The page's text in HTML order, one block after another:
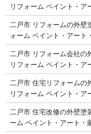
リフォーム ペイント・ア
二戸市 リフォームの外壁
ォーム ペイント・アート
二戸市 リフォーム会社の
リフォーム ペイント・ア
二戸市 住宅リフォームの
リフォーム ペイント・ア
二戸市 住宅改修の外壁塗
ーム ペイント・アート・